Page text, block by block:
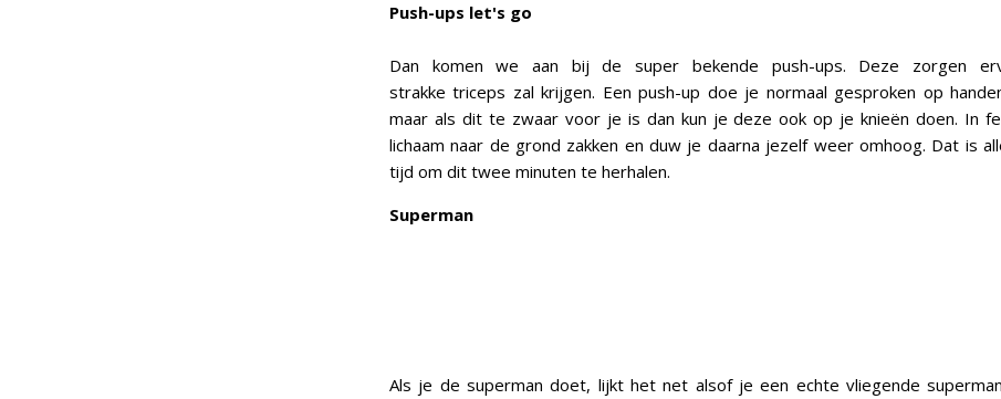
Push-ups let's go
Dan komen we aan bij de super bekende push-ups. Deze zorgen
strakke triceps zal krijgen. Een push-up doe je normaal gesproken op
maar als dit te zwaar voor je is dan kun je deze ook op je knieën doen. In
lichaam naar de grond zakken en duw je daarna jezelf weer omhoog. Dat is
tijd om dit twee minuten te herhalen.
Superman
Als je de superman doet, lijkt het net alsof je een echte vliegende